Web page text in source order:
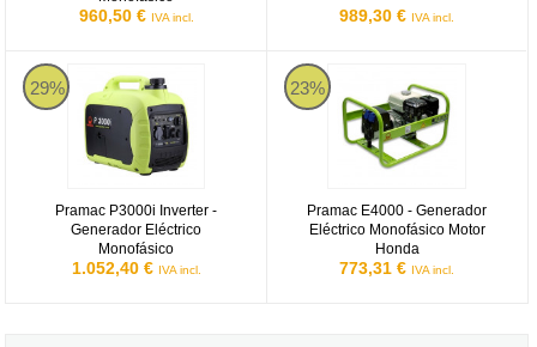
960,50 € IVA incl. 989,30 € IVA incl.
29%
Pramac P3000i Inverter -
Generador Eléctrico
Monofásico
1.052,40 € IVA incl.
Pramac P3000i Inverter - Generador Eléctrico Monofásico
23%
Pramac E4000 - Generador
Eléctrico Monofásico Motor
Honda
773,31 € IVA incl.
Pramac E4000 - Generador